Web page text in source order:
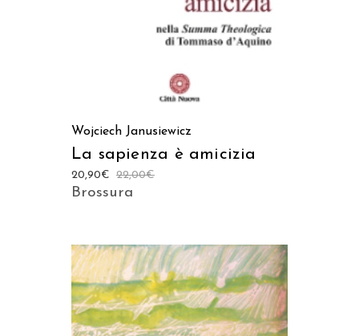
Wojciech Janusiewicz
La sapienza è amicizia
22,00€
20,90€
Brossura